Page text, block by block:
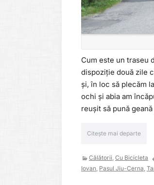
Cum este un traseu
dispoziție două zile
și, în loc să plecăm
ochi și abia am
reușit să pună
Citește mai departe
Călătorii, Cu Bicicleta
Iovan, Pasul Jiu-Cerna,